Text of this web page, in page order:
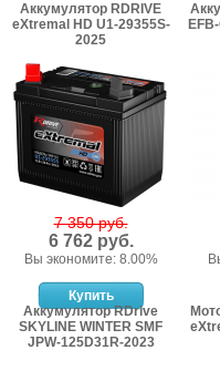
Аккумулятор RDRIVE
eXtremal HD U1-29355S-
2025
7 350 руб.
6 762 руб.
Вы экономите: 8.00%
Аккумулятор RDrive
SKYLINE WINTER SMF
JPW-125D31R-2023